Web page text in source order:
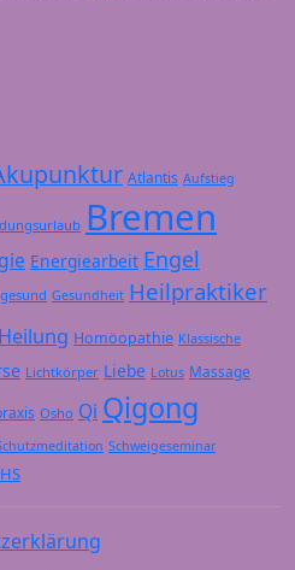
Atlantis Aufstieg
Bremen
Energiearbeit Engel
gesund Gesundheit Heilpraktiker
Heilung Homöopathie Klassische
Lichtkörper Liebe Lotus Massage
Osho Qi Qigong
Schweigeseminar